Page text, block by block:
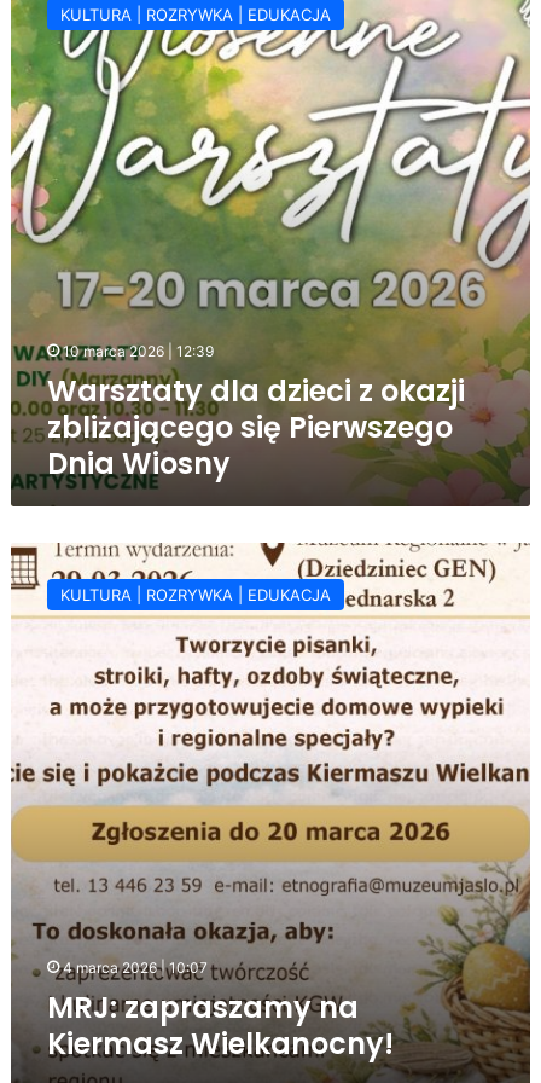
dzieci
z
okazji
zbliżającego
się
Pierwszego
Dnia
Wiosny
KULTURA | ROZRYWKA | EDUKACJA
10 marca 2026 | 12:39
Warsztaty dla dzieci z okazji
zbliżającego się Pierwszego
Dnia Wiosny
MRJ:
zapraszamy
KULTURA | ROZRYWKA | EDUKACJA
4 marca 2026 | 10:07
MRJ: zapraszamy na
Kiermasz Wielkanocny!